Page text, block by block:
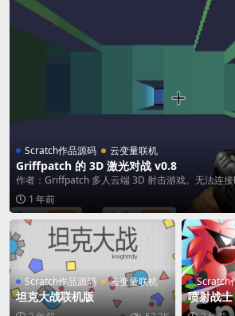
Scratch作品源码 云变量联机
Griffpatch 的 3D 激光对战 v0.8
作者：Griffpatch 多人云端 3D 射击游戏。无法连
1 年前
Scratch作品源码 云变量联机
坦克大战联机版
Scratch
喷射战士